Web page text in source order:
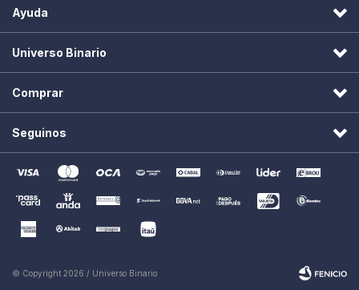
Ayuda
Universo Binario
Comprar
Seguinos
© Copyright 2026 / Universo Binario